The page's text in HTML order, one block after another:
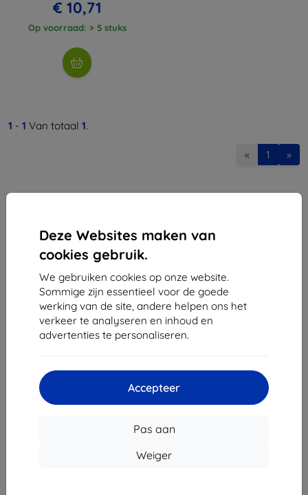
Deze Websites maken van
cookies gebruik.
We gebruiken cookies op onze website.
Sommige zijn essentieel voor de goede
werking van de site, andere helpen ons het
verkeer te analyseren en inhoud en
advertenties te personaliseren.
Accepteer
Pas aan
Weiger
€ 10,71
Op voorraad: > 5 stuks
1 - 1 Van totaal 1.
« 1 »
Ulica Rudolfa Mocka 3750/2A
841 04 Bratislava
Bedrijfsnummer:46701494
BTW-nummer:SK2023549671
Contact